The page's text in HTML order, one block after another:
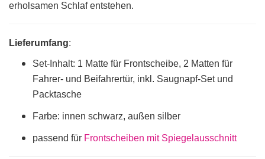
erholsamen Schlaf entstehen.
Lieferumfang:
Set-Inhalt: 1 Matte für Frontscheibe, 2 Matten für
Fahrer- und Beifahrertür, inkl. Saugnapf-Set und
Packtasche
Farbe: innen schwarz, außen silber
passend für Frontscheiben mit Spiegelausschnitt